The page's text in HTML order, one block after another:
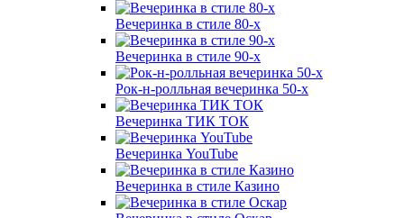
Вечеринка в стиле 80-х
Вечеринка в стиле 90-х
Рок-н-ролльная вечеринка 50-х
Вечеринка ТИК ТОК
Вечеринка YouTube
Вечеринка в стиле Казино